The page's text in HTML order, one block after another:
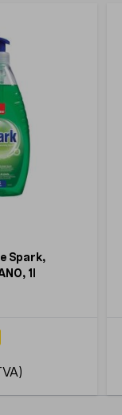
Spark,
1l